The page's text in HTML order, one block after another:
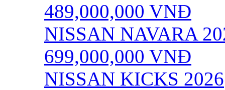
489,000,000 VNĐ
NISSAN NAVARA
699,000,000 VNĐ
NISSAN KICKS 2026